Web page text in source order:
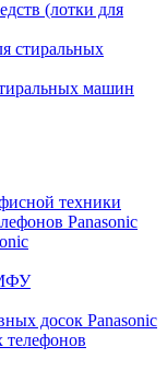
(лотки для
стиральных
машин
техники
Panasonic
досок Panasonic
телефонов